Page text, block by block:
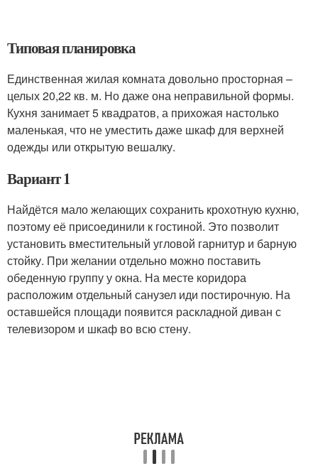
Типовая планировка
Единственная жилая комната довольно просторная –
целых 20,22 кв. м. Но даже она неправильной формы.
Кухня занимает 5 квадратов, а прихожая настолько
маленькая, что не уместить даже шкаф для верхней
одежды или открытую вешалку.
Вариант 1
Найдётся мало желающих сохранить крохотную кухню,
поэтому её присоединили к гостиной. Это позволит
установить вместительный угловой гарнитур и барную
стойку. При желании отдельно можно поставить
обеденную группу у окна. На месте коридора
расположим отдельный санузел иди постирочную. На
оставшейся площади появится раскладной диван с
телевизором и шкаф во всю стену.